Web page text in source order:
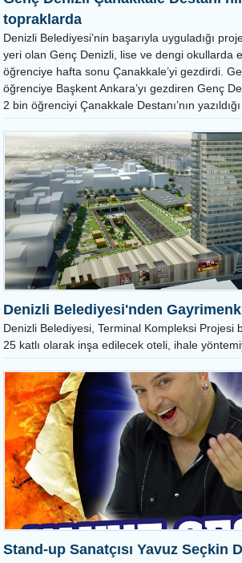
topraklarda
Denizli Belediyesi’nin başarıyla uyguladığı
yeri olan Genç Denizli, lise ve dengi okullarda
öğrenciye hafta sonu Çanakkale’yi gezdirdi.
öğrenciye Başkent Ankara’yı gezdiren Genç
2 bin öğrenciyi Çanakkale Destanı’nın
Denizli Belediyesi'nden
Denizli Belediyesi, Terminal Kompleksi Projesi
25 katlı olarak inşa edilecek oteli, ihale
Stand-up Sanatçısı Yavuz Seçkin